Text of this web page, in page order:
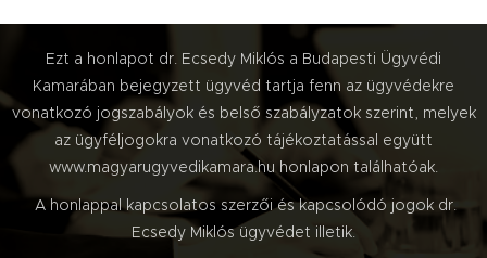
Ezt a honlapot dr. Ecsedy Miklós a Budapesti Ügyvédi
Kamarában bejegyzett ügyvéd tartja fenn az ügyvédekre
vonatkozó jogszabályok és belső szabályzatok szerint, melyek
az ügyféljogokra vonatkozó tájékoztatással együtt
www.magyarugyvedikamara.hu honlapon találhatóak.
A honlappal kapcsolatos szerzői és kapcsolódó jogok dr.
Ecsedy Miklós ügyvédet illetik.